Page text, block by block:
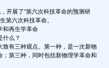
开展了“第六次科技革命的预测研
第六次科技革命。
和再生学革命
么？
有三种观点。第一种，是一次新物
第三种，同时包括新物理学革命和